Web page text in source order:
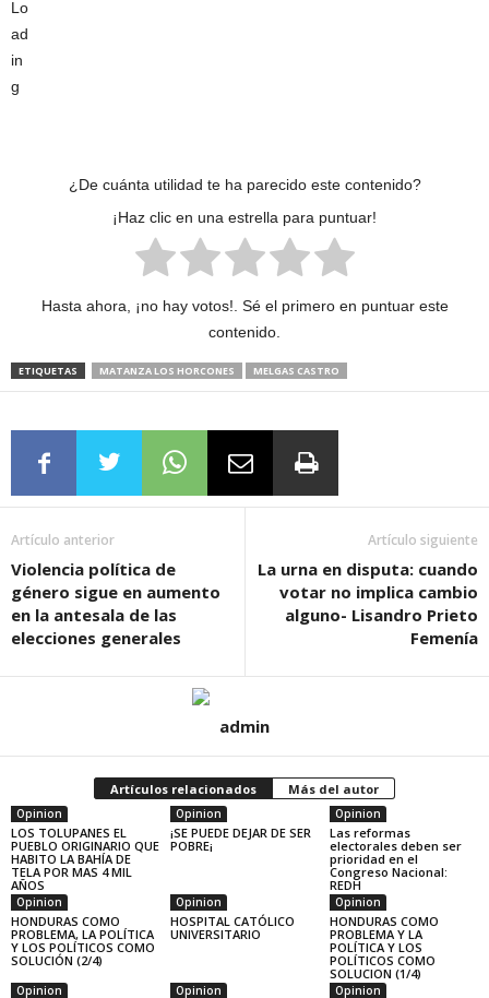
¿De cuánta utilidad te ha parecido este contenido?
¡Haz clic en una estrella para puntuar!
Hasta ahora, ¡no hay votos!. Sé el primero en puntuar este
contenido.
ETIQUETAS MATANZA LOS HORCONES MELGAS CASTRO
Artículo anterior
Violencia política de
género sigue en aumento
en la antesala de las
elecciones generales
Artículo siguiente
La urna en disputa: cuando
votar no implica cambio
alguno- Lisandro Prieto
Femenía
admin
Artículos relacionados Más del autor
Opinion
LOS TOLUPANES EL
PUEBLO ORIGINARIO QUE
HABITO LA BAHÍA DE
TELA POR MAS 4 MIL
AÑOS
Opinion
¡SE PUEDE DEJAR DE SER
POBRE¡
Opinion
Las reformas
electorales deben ser
prioridad en el
Congreso Nacional:
REDH
Opinion
HONDURAS COMO
PROBLEMA, LA POLÍTICA
Y LOS POLÍTICOS COMO
SOLUCIÓN (2/4)
Opinion
HOSPITAL CATÓLICO
UNIVERSITARIO
Opinion
HONDURAS COMO
PROBLEMA Y LA
POLÍTICA Y LOS
POLÍTICOS COMO
SOLUCION (1/4)
Opinion Opinion Opinion